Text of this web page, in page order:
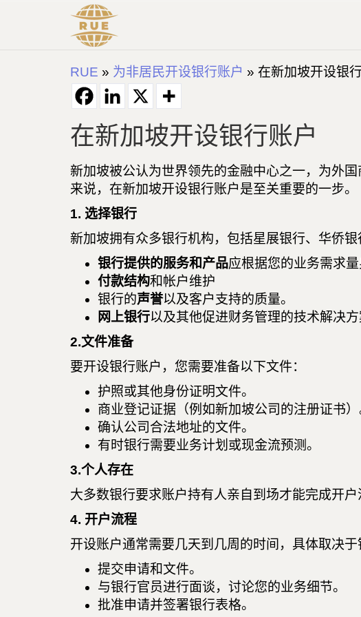
RUE » 为非居民开设银行账户 » 在新加坡开设银
在新加坡开设银行账户
新加坡被公认为世界领先的金融中心之一，为外
来说，在新加坡开设银行账户是至关重要的一步
1. 选择银行
新加坡拥有众多银行机构，包括星展银行、华侨
银行提供的服务和产品应根据您的业务需求量
付款结构和帐户维护
银行的声誉以及客户支持的质量。
网上银行以及其他促进财务管理的技术解决方
2.文件准备
要开设银行账户，您需要准备以下文件：
护照或其他身份证明文件。
商业登记证据（例如新加坡公司的注册证书）
确认公司合法地址的文件。
有时银行需要业务计划或现金流预测。
3.个人存在
大多数银行要求账户持有人亲自到场才能完成开
4. 开户流程
开设账户通常需要几天到几周的时间，具体取决
提交申请和文件。
与银行官员进行面谈，讨论您的业务细节。
批准申请并签署银行表格。